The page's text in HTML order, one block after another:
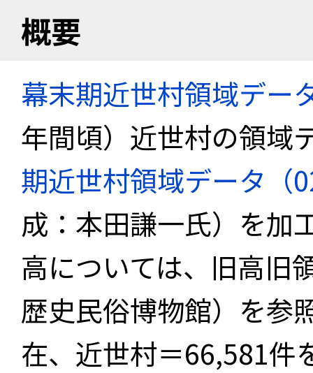
概要
幕末期近世村領域デー
年間頃）近世村の領域
期近世村領域データ（
成：本田謙一氏）を加
高については、旧高旧
歴史民俗博物館）を参
在、近世村＝66,581件